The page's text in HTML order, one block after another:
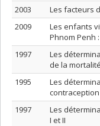
2003
Les facteurs
2009
Les enfants
Phnom Penh
1997
Les
de la
1995
Les
1997
Les
I et II